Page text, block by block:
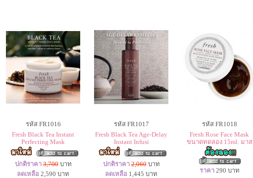
รหัส FR1016
Fresh Black Tea Instant
Perfecting Mask
ปกติราคา 3,700บาท
ลดเหลือ 2,590 บาท
รหัส FR1017
Fresh Black Tea Age-Delay
Instant Infusi
ปกติราคา 2,060บาท
ลดเหลือ 1,445 บาท
รหัส FR1018
Fresh Rose Face Mask
ขนาดทดลอง 15ml. มาส
ราคา 290 บาท